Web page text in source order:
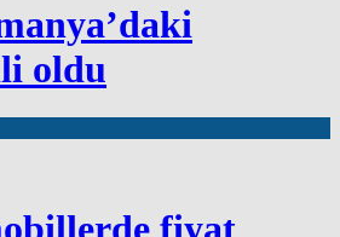
oldu